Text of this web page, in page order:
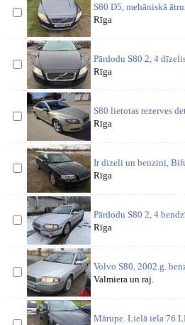
S80 D5, mehāniskā
Rīga
Pārdodu S80 2, 4
Rīga
S80 lietotas rezerves
Rīga
Ir dizeli un benzini,
Rīga
Pārdodu S80 2, 4
Rīga
Volvo S80, 2002.g.
Valmiera un raj.
Mārupe. Lielā iela 76